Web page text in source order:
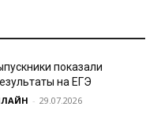
показали
на ЕГЭ
- 29.07.2026